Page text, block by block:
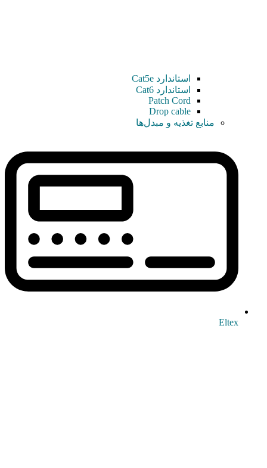
استاندارد Cat5e
استاندارد Cat6
Patch Cord
Drop cable
منابع تغذیه و مبدل‌ها
Eltex